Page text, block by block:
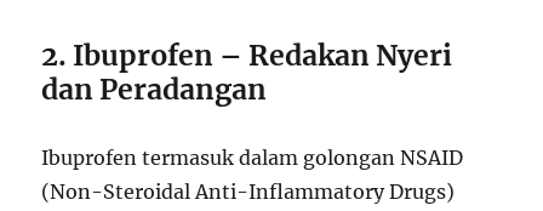
2. Ibuprofen – Redakan Nyeri
dan Peradangan
Ibuprofen termasuk dalam golongan NSAID
(Non-Steroidal Anti-Inflammatory Drugs)